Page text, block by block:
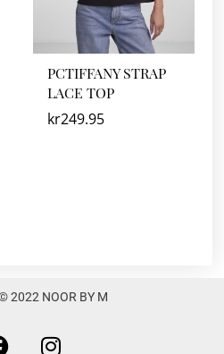
PCTIFFANY STRAP
LACE TOP
kr249.95
2022 NOOR BY M
I